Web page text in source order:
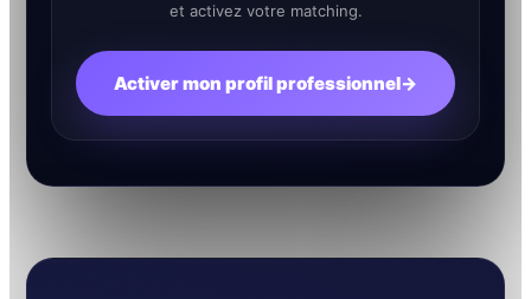
et activez votre matching.
Activer mon profil professionnel→